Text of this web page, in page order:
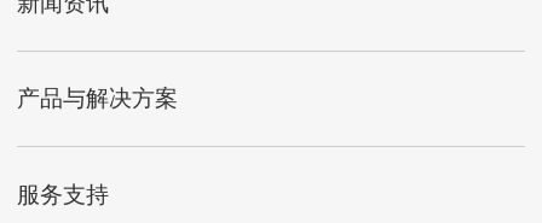
产品与解决方案
服务支持